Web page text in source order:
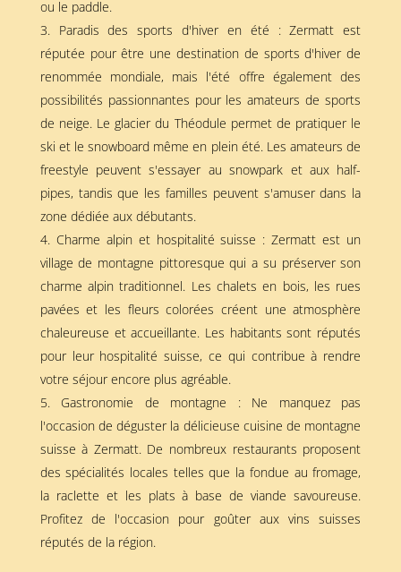
ou le paddle.
Paradis des sports d'hiver en été : Zermatt est
réputée pour être une destination de sports d'hiver de
renommée mondiale, mais l'été offre également des
possibilités passionnantes pour les amateurs de sports
de neige. Le glacier du Théodule permet de pratiquer le
ski et le snowboard même en plein été. Les amateurs de
freestyle peuvent s'essayer au snowpark et aux half-
pipes, tandis que les familles peuvent s'amuser dans la
zone dédiée aux débutants.
Charme alpin et hospitalité suisse : Zermatt est un
village de montagne pittoresque qui a su préserver son
charme alpin traditionnel. Les chalets en bois, les rues
pavées et les fleurs colorées créent une atmosphère
chaleureuse et accueillante. Les habitants sont réputés
pour leur hospitalité suisse, ce qui contribue à rendre
votre séjour encore plus agréable.
Gastronomie de montagne : Ne manquez pas
l'occasion de déguster la délicieuse cuisine de montagne
suisse à Zermatt. De nombreux restaurants proposent
des spécialités locales telles que la fondue au fromage,
la raclette et les plats à base de viande savoureuse.
Profitez de l'occasion pour goûter aux vins suisses
réputés de la région.